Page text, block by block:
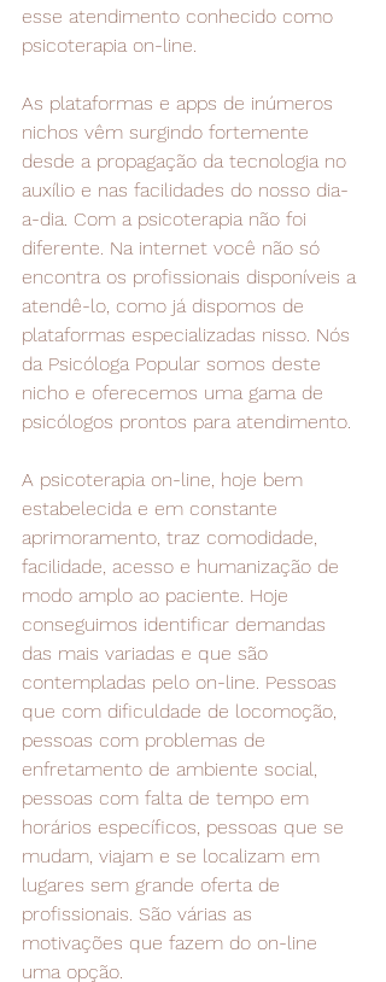
esse atendimento conhecido como
psicoterapia on-line.
As plataformas e apps de inúmeros
nichos vêm surgindo fortemente
desde a propagação da tecnologia no
auxílio e nas facilidades do nosso dia-
a-dia. Com a psicoterapia não foi
diferente. Na internet você não só
encontra os profissionais disponíveis a
atendê-lo, como já dispomos de
plataformas especializadas nisso. Nós
da Psicóloga Popular somos deste
nicho e oferecemos uma gama de
psicólogos prontos para atendimento.
A psicoterapia on-line, hoje bem
estabelecida e em constante
aprimoramento, traz comodidade,
facilidade, acesso e humanização de
modo amplo ao paciente. Hoje
conseguimos identificar demandas
das mais variadas e que são
contempladas pelo on-line. Pessoas
que com dificuldade de locomoção,
pessoas com problemas de
enfretamento de ambiente social,
pessoas com falta de tempo em
horários específicos, pessoas que se
mudam, viajam e se localizam em
lugares sem grande oferta de
profissionais. São várias as
motivações que fazem do on-line
uma opção.